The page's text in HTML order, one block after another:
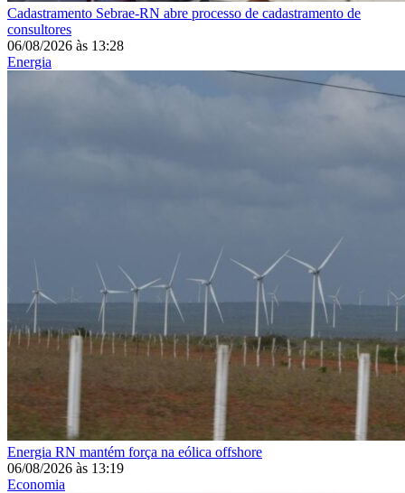
Cadastramento Sebrae-RN abre processo de cadastramento de
consultores
06/08/2026 às 13:28
Energia
Energia RN mantém força na eólica offshore
06/08/2026 às 13:19
Economia